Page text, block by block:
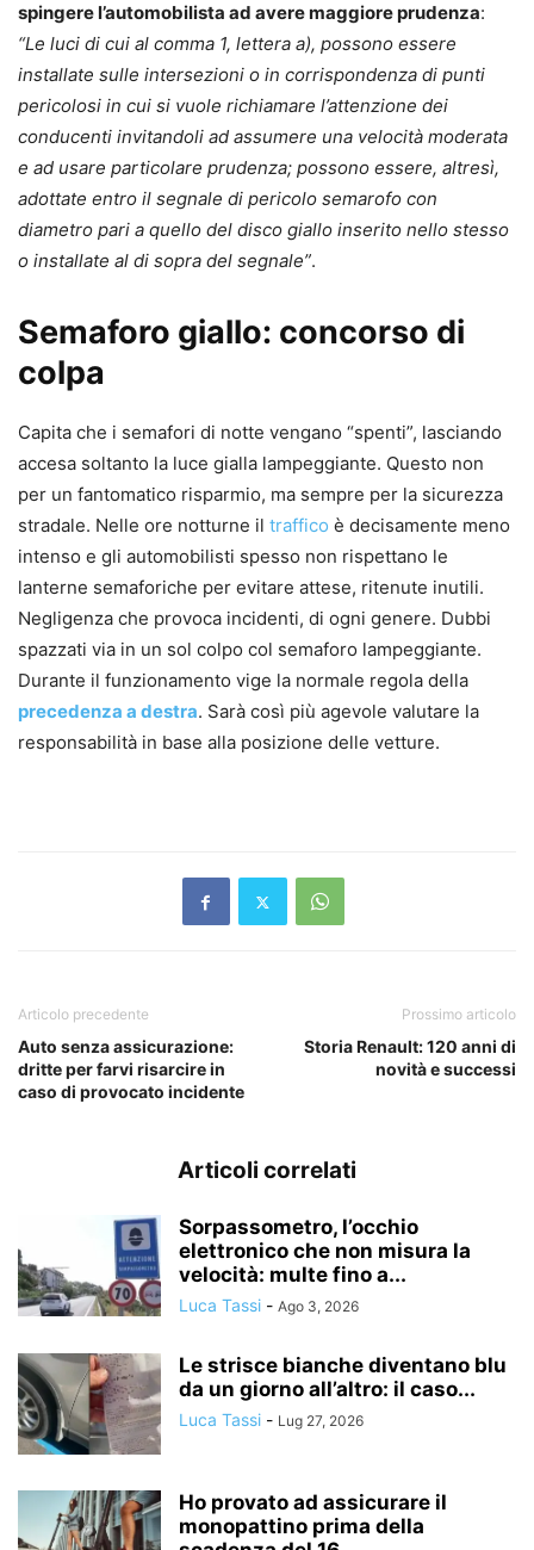
spingere l’automobilista ad avere maggiore prudenza:
“Le luci di cui al comma 1, lettera a), possono essere
installate sulle intersezioni o in corrispondenza di punti
pericolosi in cui si vuole richiamare l’attenzione dei
conducenti invitandoli ad assumere una velocità moderata
e ad usare particolare prudenza; possono essere, altresì,
adottate entro il segnale di pericolo semarofo con
diametro pari a quello del disco giallo inserito nello stesso
o installate al di sopra del segnale”.
Semaforo giallo: concorso di
colpa
Capita che i semafori di notte vengano “spenti”, lasciando
accesa soltanto la luce gialla lampeggiante. Questo non
per un fantomatico risparmio, ma sempre per la sicurezza
stradale. Nelle ore notturne il traffico è decisamente meno
intenso e gli automobilisti spesso non rispettano le
lanterne semaforiche per evitare attese, ritenute inutili.
Negligenza che provoca incidenti, di ogni genere. Dubbi
spazzati via in un sol colpo col semaforo lampeggiante.
Durante il funzionamento vige la normale regola della
precedenza a destra. Sarà così più agevole valutare la
responsabilità in base alla posizione delle vetture.
Articolo precedente
Auto senza assicurazione:
dritte per farvi risarcire in
caso di provocato incidente
Prossimo articolo
Storia Renault: 120 anni di
novità e successi
Articoli correlati
Sorpassometro, l’occhio
elettronico che non misura la
velocità: multe fino a...
Luca Tassi - Ago 3, 2026
Le strisce bianche diventano blu
da un giorno all’altro: il caso...
Luca Tassi - Lug 27, 2026
Ho provato ad assicurare il
monopattino prima della